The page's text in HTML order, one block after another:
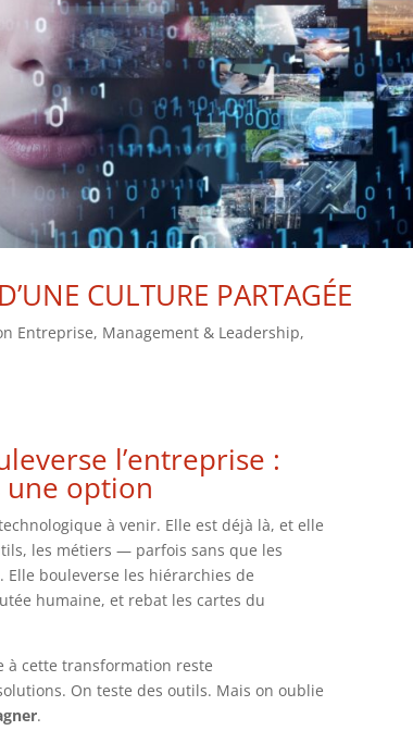
CULTURE PARTAGÉE
Entreprise, Management & Leadership,
l’entreprise :
une option
à venir. Elle est déjà là, et elle
les métiers — parfois sans que les
bouleverse les hiérarchies de
humaine, et rebat les cartes du
à cette transformation reste
On teste des outils. Mais on oublie
.